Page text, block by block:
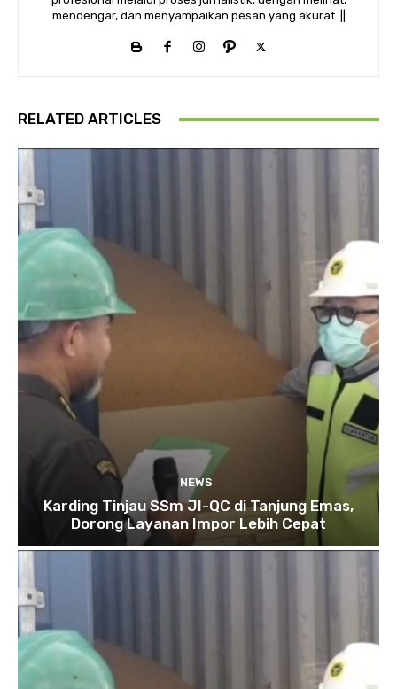
mendengar, dan menyampaikan pesan yang akurat. ||
RELATED ARTICLES
NEWS
Karding Tinjau SSm JI-QC di Tanjung Emas,
Dorong Layanan Impor Lebih Cepat